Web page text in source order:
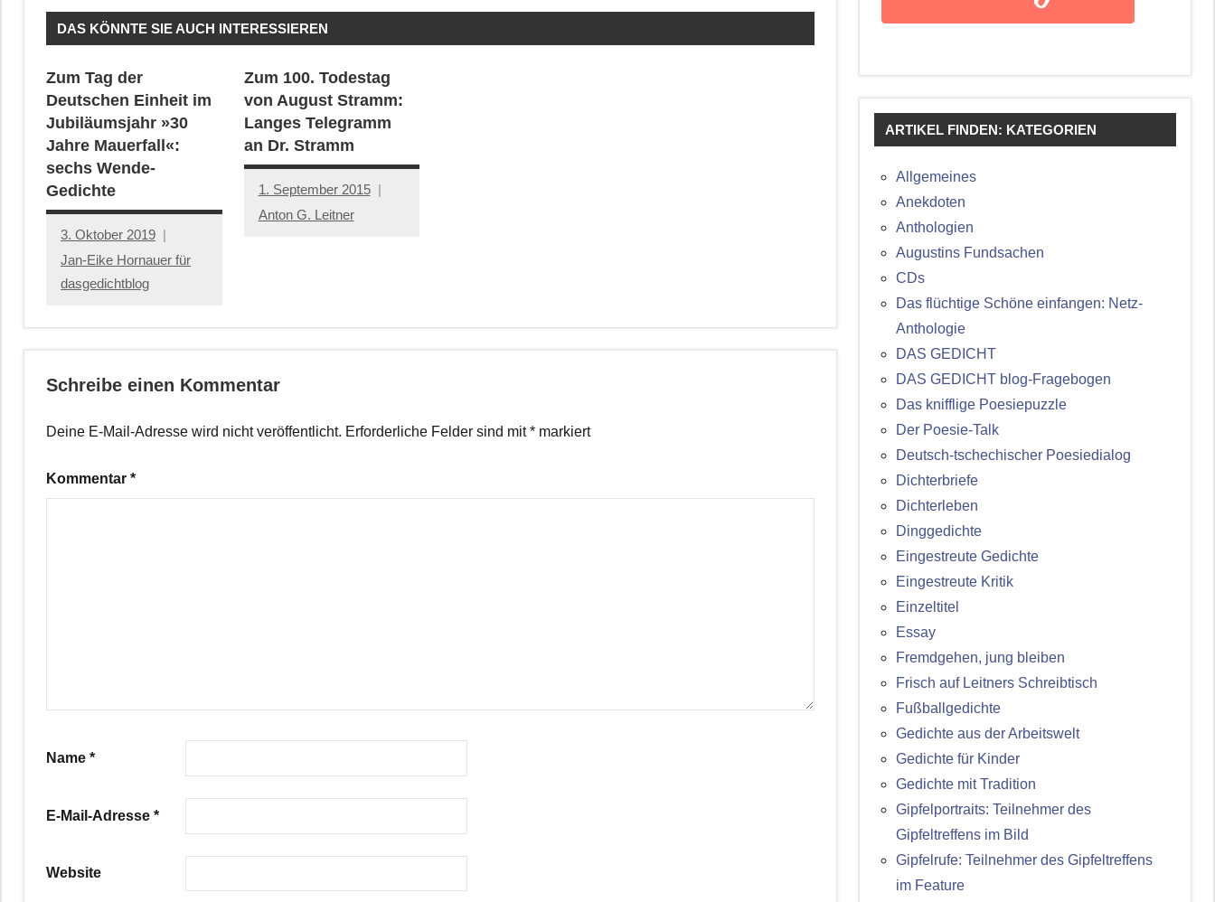
DAS KÖNNTE SIE AUCH INTERESSIEREN
Zum Tag der
Deutschen Einheit im
Jubiläumsjahr »30
Jahre Mauerfall«:
sechs Wende-
Gedichte
3. Oktober 2019
Jan-Eike Hornauer für
dasgedichtblog
Zum 100. Todestag
von August Stramm:
Langes Telegramm
an Dr. Stramm
1. September 2015
Anton G. Leitner
Schreibe einen Kommentar
Deine E-Mail-Adresse wird nicht veröffentlicht. Erforderliche Felder sind mit* markiert
Kommentar *
Name *
E-Mail-Adresse *
Website
ARTIKEL FINDEN: KATEGORIEN
Allgemeines
Anekdoten
Anthologien
Augustins Fundsachen
CDs
Das flüchtige Schöne einfangen: Netz-
Anthologie
DAS GEDICHT
DAS GEDICHT blog-Fragebogen
Das knifflige Poesiepuzzle
Der Poesie-Talk
Deutsch-tschechischer Poesiedialog
Dichterbriefe
Dichterleben
Dinggedichte
Eingestreute Gedichte
Eingestreute Kritik
Einzeltitel
Essay
Fremdgehen, jung bleiben
Frisch auf Leitners Schreibtisch
Fußballgedichte
Gedichte aus der Arbeitswelt
Gedichte für Kinder
Gedichte mit Tradition
Gipfelportraits: Teilnehmer des
Gipfeltreffens im Bild
Gipfelrufe: Teilnehmer des Gipfeltreffens
im Feature